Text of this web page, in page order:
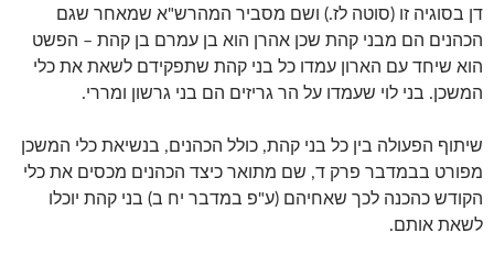
דן בסוגיה זו (סוטה לז.) ושם מסביר המהרש"א שמאחר שגם
הכהנים הם מבני קהת שכן אהרן הוא בן עמרם בן קהת – הפשט
הוא שיחד עם הארון עמדו כל בני קהת שתפקידם לשאת את כלי
המשכן. בני לוי שעמדו על הר גריזים הם בני גרשון ומררי.
שיתוף הפעולה בין כל בני קהת, כולל הכהנים, בנשיאת כלי המשכן
מפורט בבמדבר פרק ד, שם מתואר כיצד הכהנים מכסים את כלי
הקודש כהכנה לכך שאחיהם (ע"פ במדבר יח ב) בני קהת יוכלו
לשאת אותם.